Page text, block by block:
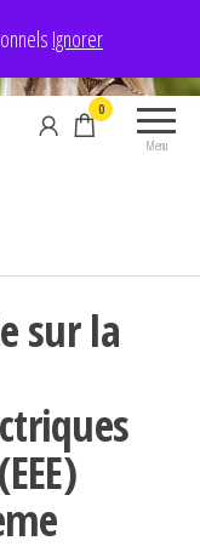
Ignorer
Menu
0
sur la